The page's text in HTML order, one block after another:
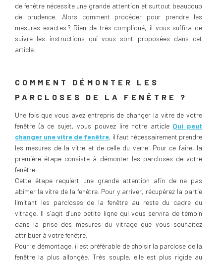
de fenêtre nécessite une grande attention et surtout beaucoup
de prudence. Alors comment procéder pour prendre les
mesures exactes ? Rien de très compliqué, il vous suffira de
suivre les instructions qui vous sont proposées dans cet
article.
COMMENT DÉMONTER LES
PARCLOSES DE LA FENÊTRE ?
Une fois que vous avez entrepris de changer la vitre de votre
fenêtre (à ce sujet, vous pouvez lire notre article Qui peut
changer une vitre de fenêtre, il faut nécessairement prendre
les mesures de la vitre et de celle du verre. Pour ce faire, la
première étape consiste à démonter les parcloses de votre
fenêtre.
Cette étape requiert une grande attention afin de ne pas
abîmer la vitre de la fenêtre. Pour y arriver, récupérez la partie
limitant les parcloses de la fenêtre au reste du cadre du
vitrage. Il s’agit d’une petite ligne qui vous servira de témoin
dans la prise des mesures du vitrage que vous souhaitez
attribuer à votre fenêtre.
Pour le démontage, il est préférable de choisir la parclose de la
fenêtre la plus allongée. Très souple, elle est plus rigide au